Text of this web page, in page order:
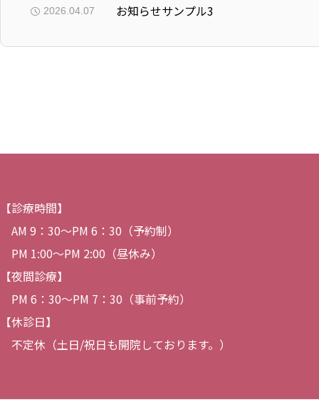
2026.04.07 お知らせサンプル3
【診療時間】
AM 9：30〜PM 6：30（予約制）
PM 1:00～PM 2:00（昼休み）
【夜間診療】
PM 6：30〜PM 7：30（事前予約）
【休診日】
不定休（土日/祝日も開院しております。）